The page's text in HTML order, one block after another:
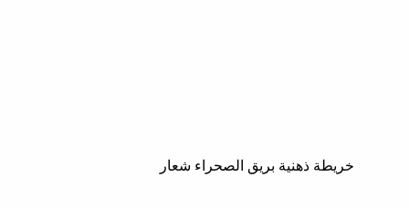
خريطة ذهنية بريق الصحراء شعار